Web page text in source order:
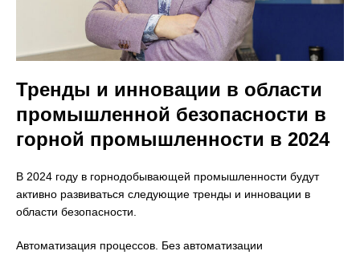
Тренды и инновации в области
промышленной безопасности в
горной промышленности в 2024
В 2024 году в горнодобывающей промышленности будут
активно развиваться следующие тренды и инновации в
области безопасности.
Автоматизация процессов. Без автоматизации